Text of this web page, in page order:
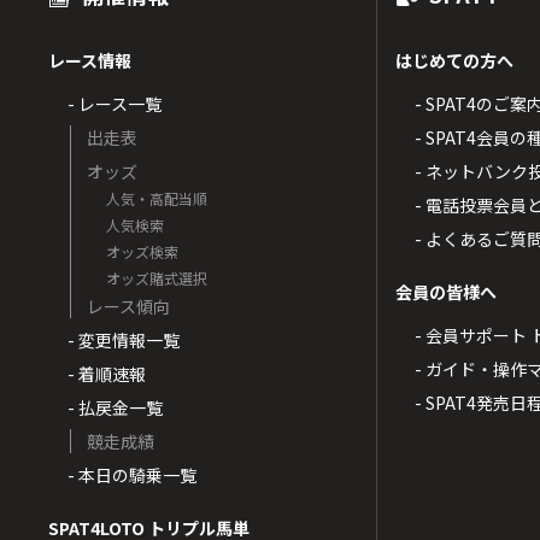
レース情報
- レース一覧
出走表
オッズ
人気・高配当順
人気検索
オッズ検索
オッズ賭式選択
レース傾向
- 変更情報一覧
- 着順速報
- 払戻金一覧
競走成績
- 本日の騎乗一覧
SPAT4LOTO トリプル馬単
はじめての方へ
- SPAT4のご案
- SPAT4会員の
- ネットバンク
- 電話投票会員
- よくあるご質
会員の皆様へ
- 会員サポート
- ガイド・操作
- SPAT4発売日